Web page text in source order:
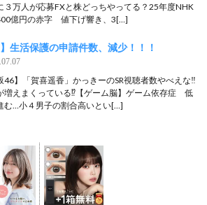
３万人が応募FXと株どっちやってる？25年度NHK
億円の赤字 値下げ響き、3[…]
】生活保護の申請件数、減少！！！
46】「賀喜遥香」かっきーのSR視聴者数やべえな‼︎
増えまくっている⁉︎【ゲーム脳】ゲーム依存症 低
む…小４男子の割合高いとい[…]